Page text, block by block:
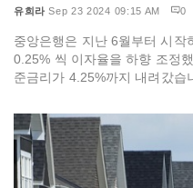
유희라 Sep 23 2024 09:15 AM 0
중앙은행은 지난 6월부터 시
0.25% 씩 이자율을 하향 조정
준금리가 4.25%까지 내려갔습